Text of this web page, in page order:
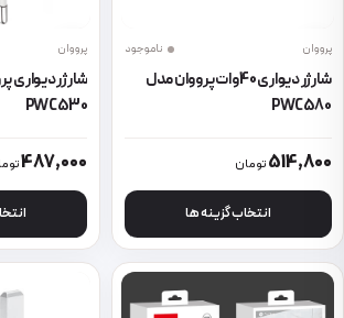
پرووان ناموجود
شارژر دیواری 40وات پرووان مدل
PWC580
514,800تومان
انتخاب گزینه ها
این محصول دارای انواع مختلفی می باشد.
پرووان
شارژر دیواری
PWC530
487,000
این